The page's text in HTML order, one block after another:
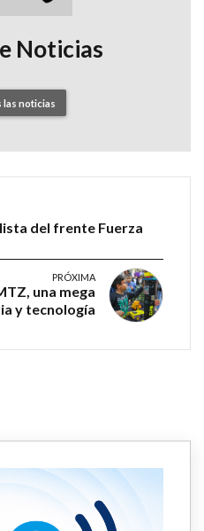
Noticias
las noticias
del frente Fuerza
PRÓXIMA
una mega
y tecnología